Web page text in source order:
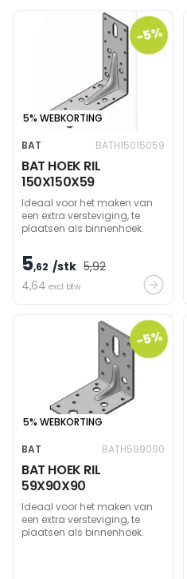
-5%
5% WEBKORTING
BAT
BATH15015059
BAT HOEK RIL
150X150X59
Ideaal voor het maken van
een extra versteviging, te
plaatsen als binnenhoek.
5,62 /stk 5,92
4,64 excl btw
-5%
5% WEBKORTING
BAT
BATH599090
BAT HOEK RIL
59X90X90
Ideaal voor het maken van
een extra versteviging, te
plaatsen als binnenhoek.